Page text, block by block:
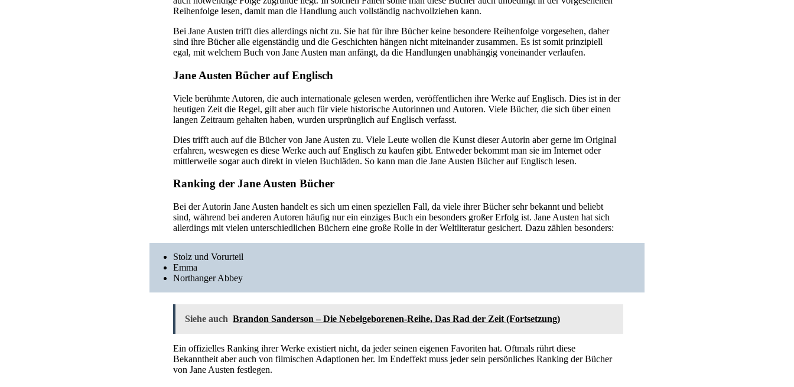
Reihenfolge lesen, damit man die Handlung auch vollständig nachvollziehen kann.
Bei Jane Austen trifft dies allerdings nicht zu. Sie hat für ihre Bücher keine besondere Reihenfolge vorgesehen, daher
sind ihre Bücher alle eigenständig und die Geschichten hängen nicht miteinander zusammen. Es ist somit prinzipiell
egal, mit welchem Buch von Jane Austen man anfängt, da die Handlungen unabhängig voneinander verlaufen.
Jane Austen Bücher auf Englisch
Viele berühmte Autoren, die auch internationale gelesen werden, veröffentlichen ihre Werke auf Englisch. Dies ist in der
heutigen Zeit die Regel, gilt aber auch für viele historische Autorinnen und Autoren. Viele Bücher, die sich über einen
langen Zeitraum gehalten haben, wurden ursprünglich auf Englisch verfasst.
Dies trifft auch auf die Bücher von Jane Austen zu. Viele Leute wollen die Kunst dieser Autorin aber gerne im Original
erfahren, weswegen es diese Werke auch auf Englisch zu kaufen gibt. Entweder bekommt man sie im Internet oder
mittlerweile sogar auch direkt in vielen Buchläden. So kann man die Jane Austen Bücher auf Englisch lesen.
Ranking der Jane Austen Bücher
Bei der Autorin Jane Austen handelt es sich um einen speziellen Fall, da viele ihrer Bücher sehr bekannt und beliebt
sind, während bei anderen Autoren häufig nur ein einziges Buch ein besonders großer Erfolg ist. Jane Austen hat sich
allerdings mit vielen unterschiedlichen Büchern eine große Rolle in der Weltliteratur gesichert. Dazu zählen besonders:
Stolz und Vorurteil
Emma
Northanger Abbey
Siehe auch Brandon Sanderson – Die Nebelgeborenen-Reihe, Das Rad der Zeit (Fortsetzung)
Ein offizielles Ranking ihrer Werke existiert nicht, da jeder seinen eigenen Favoriten hat. Oftmals rührt diese
Bekanntheit aber auch von filmischen Adaptionen her. Im Endeffekt muss jeder sein persönliches Ranking der Bücher
von Jane Austen festlegen.